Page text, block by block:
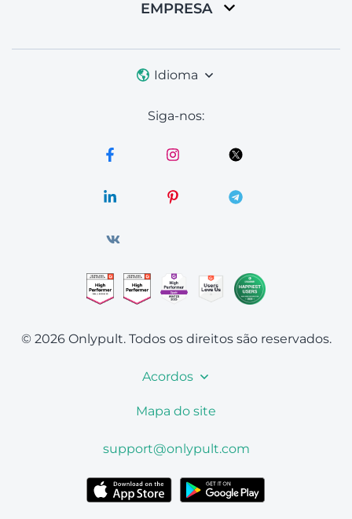
EMPRESA
Idioma
Siga-nos:
© 2026 Onlypult. Todos os direitos são reservados.
Acordos
Mapa do site
support@onlypult.com